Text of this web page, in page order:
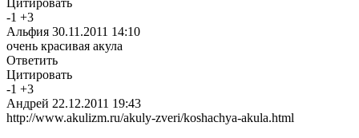
-1 +3
Альфия 30.11.2011 14:10
очень красивая акула
Ответить
Цитировать
-1 +3
Андрей 22.12.2011 19:43
http://www.akulizm.ru/akuly-zveri/koshachya-akula.html